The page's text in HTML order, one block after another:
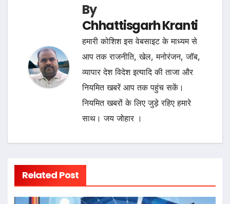
By
Chhattisgarh Kranti
हमारी कोशिश इस वेबसाइट के माध्यम से
आप तक राजनीति, खेल, मनोरंजन, जॉब,
व्यापार देश विदेश इत्यादि की ताजा और
नियमित खबरें आप तक पहुंच सकें।
नियमित खबरों के लिए जुड़े रहिए हमारे
साथ। जय जोहार ।
Related Post